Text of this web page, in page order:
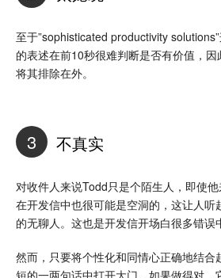
至于”sophisticated productivity
的表述在前10秒很难判断是否有价值，
将其排除在外。
3 不真实
对收件人来说Todd只是个陌生人，即使他
在开发信中也很可能是空洞的，这让人听
的无聊人。这也是开发信开场白很多错误
然而，只要将个性化和同情心正确地结合
短的一两句话中打开大门。如果做得对，